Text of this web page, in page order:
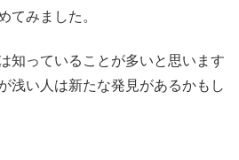
てみました。
知っていることが多いと思います
浅い人は新たな発見があるかもし